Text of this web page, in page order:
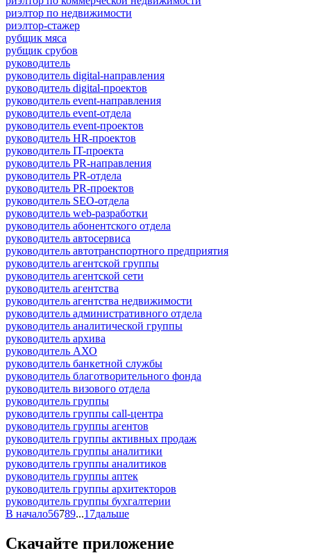
риэлтор по недвижимости
риэлтор-стажер
рубщик мяса
рубщик срубов
руководитель
руководитель digital-направления
руководитель digital-проектов
руководитель event-направления
руководитель event-отдела
руководитель event-проектов
руководитель HR-проектов
руководитель IT-проекта
руководитель PR-направления
руководитель PR-отдела
руководитель PR-проектов
руководитель SEO-отдела
руководитель web-разработки
руководитель абонентского отдела
руководитель автосервиса
руководитель автотранспортного предприятия
руководитель агентской группы
руководитель агентской сети
руководитель агентства
руководитель агентства недвижимости
руководитель административного отдела
руководитель аналитической группы
руководитель архива
руководитель АХО
руководитель банкетной службы
руководитель благотворительного фонда
руководитель визового отдела
руководитель группы
руководитель группы call-центра
руководитель группы агентов
руководитель группы активных продаж
руководитель группы аналитики
руководитель группы аналитиков
руководитель группы аптек
руководитель группы архитекторов
руководитель группы бухгалтерии
В начало56789...17дальше
Скачайте приложение